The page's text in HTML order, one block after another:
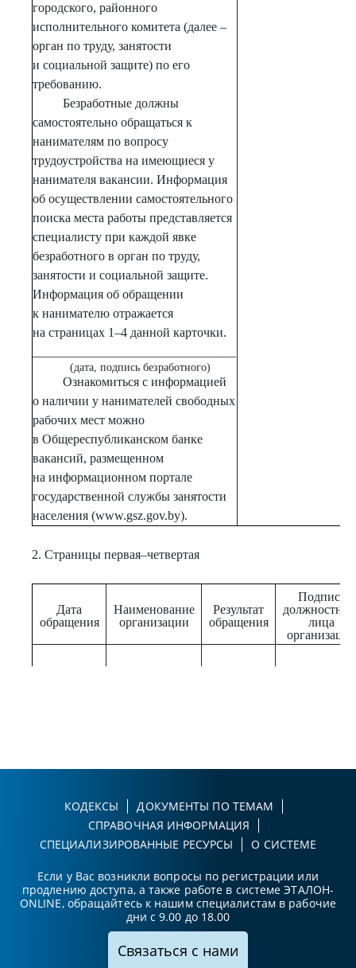
городского, районного
исполнительного комитета (далее –
орган по труду, занятости
и социальной защите) по его
требованию.
Безработные должны
самостоятельно обращаться к
нанимателям по вопросу
трудоустройства на имеющиеся у
нанимателя вакансии. Информация
об осуществлении самостоятельного
поиска места работы представляется
специалисту при каждой явке
безработного в орган по труду,
занятости и социальной защите.
Информация об обращении
к нанимателю отражается
на страницах 1–4 данной карточки.
(дата, подпись безработного)
Ознакомиться с информацией
о наличии у нанимателей свободных
рабочих мест можно
в Общереспубликанском банке
вакансий, размещенном
на информационном портале
государственной службы занятости
населения (www.gsz.gov.by).
2. Страницы первая–четвертая
Дата
обращения
Наименование
организации
Результат
обращения
Подпись
лица
организации
КОДЕКСЫ
ДОКУМЕНТЫ ПО ТЕМАМ
СПРАВОЧНАЯ ИНФОРМАЦИЯ
СПЕЦИАЛИЗИРОВАННЫЕ РЕСУРСЫ
О СИСТЕМЕ
Если у Вас возникли вопросы по регистрации или
продлению доступа, а также работе в системе ЭТАЛОН-
ONLINE, обращайтесь к нашим специалистам в рабочие
дни с 9.00 до 18.00
Связаться с нами